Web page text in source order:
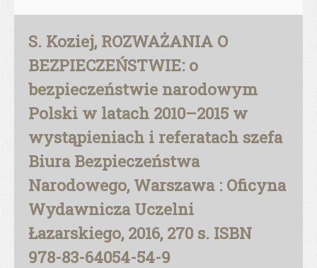
S. Koziej, ROZWAŻANIA O
BEZPIECZEŃSTWIE: o
bezpieczeństwie narodowym
Polski w latach 2010–2015 w
wystąpieniach i referatach szefa
Biura Bezpieczeństwa
Narodowego, Warszawa : Oficyna
Wydawnicza Uczelni
Łazarskiego, 2016, 270 s. ISBN
978-83-64054-54-9